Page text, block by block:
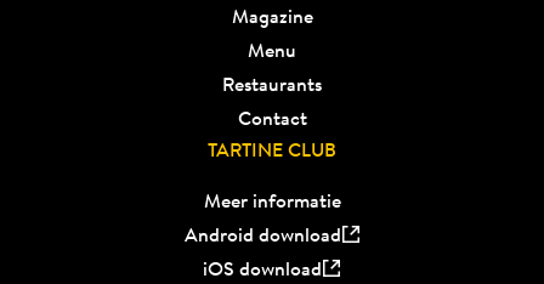
Magazine
Menu
Restaurants
Contact
TARTINE CLUB
Meer informatie
Android download
iOS download